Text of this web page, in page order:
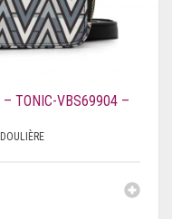
– TONIC-VBS69904 –